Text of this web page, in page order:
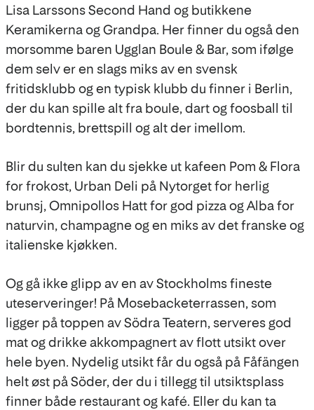
Lisa Larssons Second Hand og butikkene
Keramikerna og Grandpa. Her finner du også den
morsomme baren Ugglan Boule & Bar, som ifølge
dem selv er en slags miks av en svensk
fritidsklubb og en typisk klubb du finner i Berlin,
der du kan spille alt fra boule, dart og foosball til
bordtennis, brettspill og alt der imellom.
Blir du sulten kan du sjekke ut kafeen Pom & Flora
for frokost, Urban Deli på Nytorget for herlig
brunsj, Omnipollos Hatt for god pizza og Alba for
naturvin, champagne og en miks av det franske og
italienske kjøkken.
Og gå ikke glipp av en av Stockholms fineste
uteserveringer! På Mosebacketerrassen, som
ligger på toppen av Södra Teatern, serveres god
mat og drikke akkompagnert av flott utsikt over
hele byen. Nydelig utsikt får du også på Fåfängen
helt øst på Söder, der du i tillegg til utsiktsplass
finner både restaurant og kafé. Eller du kan ta